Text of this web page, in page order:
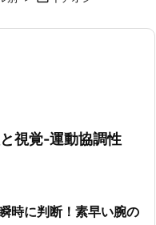
次へ
視覚-運動協調性
時に判断！素早い腕の